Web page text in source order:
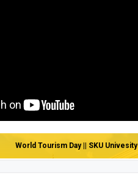
World Tourism Day || SKU Univesity